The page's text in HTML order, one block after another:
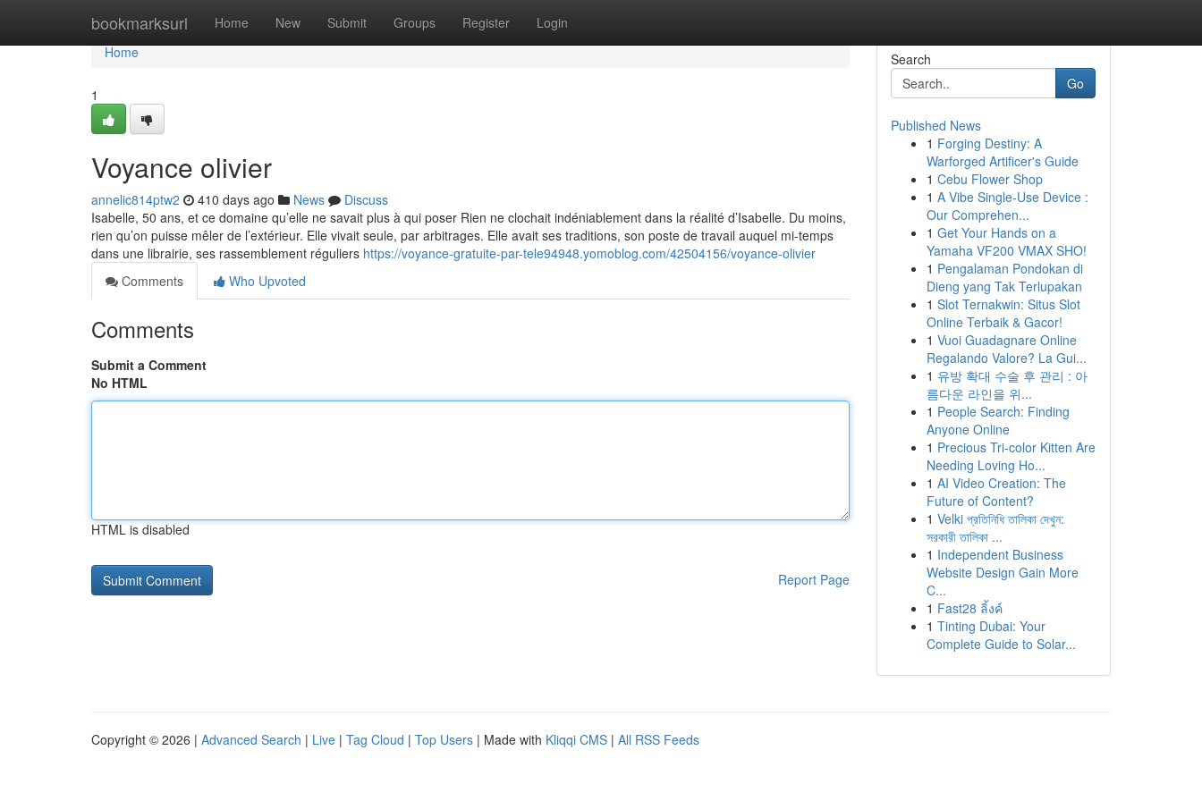
bookmarksurl Home New Submit Groups Register Login
Home
Home
1
Voyance olivier
annelic814ptw2 410 days ago News
Discuss
Isabelle, 50 ans, et ce domaine qu’elle ne savait plus à qui poser Rien ne clochait indéniablement dans la réalité d’Isabelle. Du moins,
rien qu’on puisse mêler de l’extérieur. Elle vivait seule, par arbitrages. Elle avait ses traditions, son poste de travail auquel mi-temps
dans une librairie, ses rassemblement réguliers https://voyance-gratuite-par-tele94948.yomoblog.com/42504156/voyance-olivier
Comments
Who Upvoted
Comments
Submit a Comment
No HTML
HTML is disabled
Report Page
Search
Go
Published News
1 Forging Destiny: A
Warforged Artificer's Guide
1 Cebu Flower Shop
1 A Vibe Single-Use Device :
Our Comprehen...
1 Get Your Hands on a
Yamaha VF200 VMAX SHO!
1 Pengalaman Pondokan di
Dieng yang Tak Terlupakan
1 Slot Ternakwin: Situs Slot
Online Terbaik & Gacor!
1 Vuoi Guadagnare Online
Regalando Valore? La Gui...
1 유방 확대 수술 후 관리 : 아
름다운 라인을 위...
1 People Search: Finding
Anyone Online
1 Precious Tri-color Kitten Are
Needing Loving Ho...
1 AI Video Creation: The
Future of Content?
1 Velki প্রতিনিধি তালিকা দেখুন:
সরকারী তালিকা ...
1 Independent Business
Website Design Gain More
C...
1 Fast28 ลิ้งค์
1 Tinting Dubai: Your
Complete Guide to Solar...
Copyright © 2026 | Advanced Search | Live | Tag Cloud | Top Users | Made with Kliqqi CMS | All RSS Feeds